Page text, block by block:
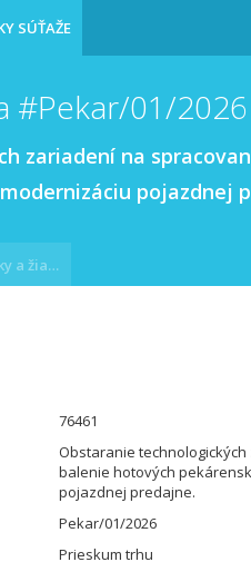
SÚŤAŽE
#Pekar/01/2026
zariadení na
pojazdnej
Ponuky a žiadosti
76461
Obstaranie
balenie hotových
pojazdnej predajne.
Pekar/01/2026
Prieskum trhu